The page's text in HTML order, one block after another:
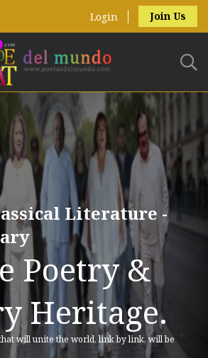
Login Join Us
Literature -
Poetry &
Heritage.
will unite the world, link by link, will be